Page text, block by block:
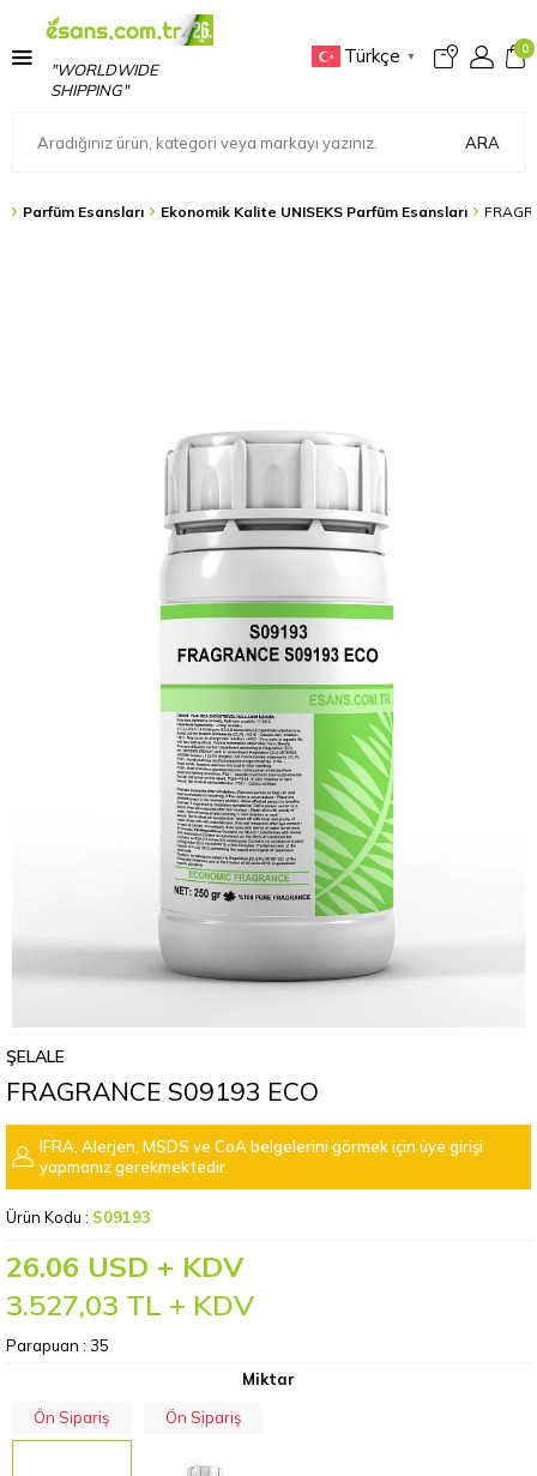
"WORLDWIDE
SHIPPING"
Türkçe ▼
0
ARA
Parfüm Esansları Ekonomik Kalite UNISEKS Parfüm Esansları
ŞELALE
FRAGRANCE S09193 ECO
IFRA, Alerjen, MSDS ve CoA belgelerini görmek için üye girişi
yapmanız gerekmektedir.
Ürün Kodu : S09193
26.06 USD + KDV
3.527,03 TL + KDV
Parapuan : 35
Miktar
Ön Sipariş
Ön Sipariş